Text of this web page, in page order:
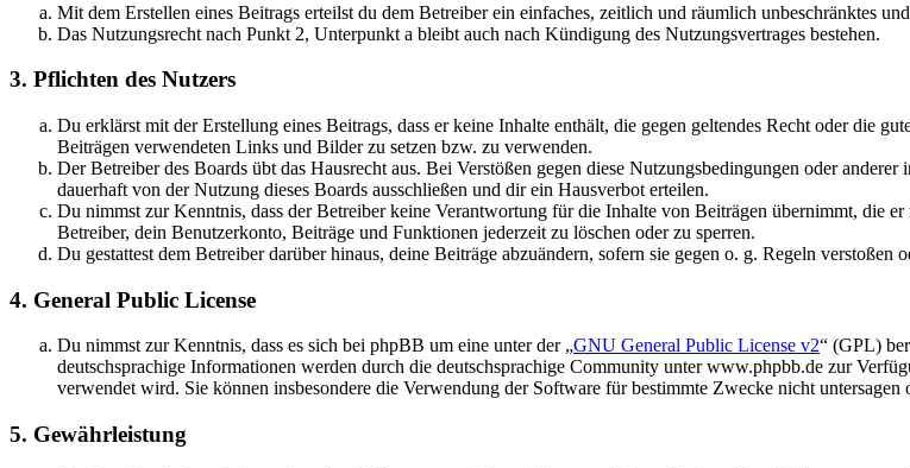
Mit dem Erstellen eines Beitrags erteilst du dem Betreiber ein einfaches, zeitlich und räumlich unbeschränktes
Das Nutzungsrecht nach Punkt 2, Unterpunkt a bleibt auch nach Kündigung des Nutzungsvertrages bestehen.
3. Pflichten des Nutzers
Du erklärst mit der Erstellung eines Beitrags, dass er keine Inhalte enthält, die gegen geltendes Recht oder die
Beiträgen verwendeten Links und Bilder zu setzen bzw. zu verwenden.
Der Betreiber des Boards übt das Hausrecht aus. Bei Verstößen gegen diese Nutzungsbedingungen oder
dauerhaft von der Nutzung dieses Boards ausschließen und dir ein Hausverbot erteilen.
Du nimmst zur Kenntnis, dass der Betreiber keine Verantwortung für die Inhalte von Beiträgen übernimmt, die
Betreiber, dein Benutzerkonto, Beiträge und Funktionen jederzeit zu löschen oder zu sperren.
Du gestattest dem Betreiber darüber hinaus, deine Beiträge abzuändern, sofern sie gegen o. g. Regeln
4. General Public License
Du nimmst zur Kenntnis, dass es sich bei phpBB um eine unter der „GNU General Public License v2“ (GPL)
deutschsprachige Informationen werden durch die deutschsprachige Community unter www.phpbb.de zur
verwendet wird. Sie können insbesondere die Verwendung der Software für bestimmte Zwecke nicht
5. Gewährleistung